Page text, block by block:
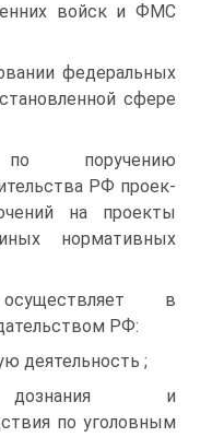
войск и ФМС
федеральных
сфере
по поручению
РФ проек-
на проекты
нормативных
в
РФ:
деятельность ;
дознания и
по уголовным